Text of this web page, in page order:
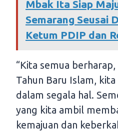
Mbak Ita Siap
Semarang Seusai
Ketum PDIP dan
“Kita semua
Tahun Baru Islam,
dalam segala hal.
yang kita ambil
kemajuan dan